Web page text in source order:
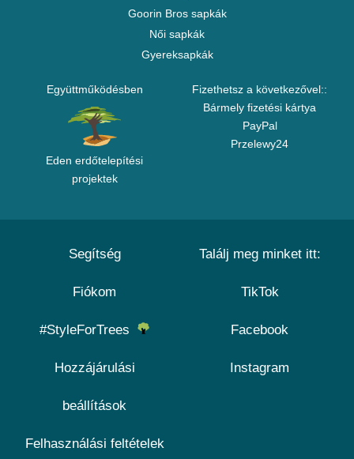
Goorin Bros sapkák
Női sapkák
Gyereksapkák
Együttműködésben
Eden erdőtelepítési
projektek
Fizethetsz a következővel::
Bármely fizetési kártya
PayPal
Przelewy24
Segítség
Fiókom
#StyleForTrees
Hozzájárulási
beállítások
Felhasználási feltételek
Találj meg minket itt:
TikTok
Facebook
Instagram